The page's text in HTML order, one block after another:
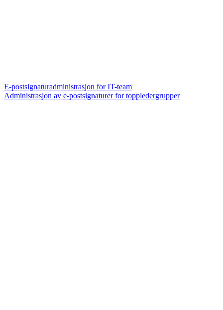
E-postsignaturadministrasjon for IT-team
Administrasjon av e-postsignaturer for toppledergrupper